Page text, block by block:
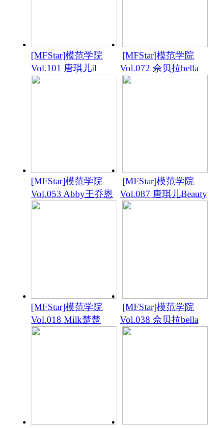
[MFStar]模范学院
Vol.101 唐琪儿il
[MFStar]模范学院
Vol.072 佘贝拉bella
[MFStar]模范学院
Vol.053 Abby王乔恩
[MFStar]模范学院
Vol.087 唐琪儿Beauty
[MFStar]模范学院
Vol.018 Milk楚楚
[MFStar]模范学院
Vol.038 佘贝拉bella